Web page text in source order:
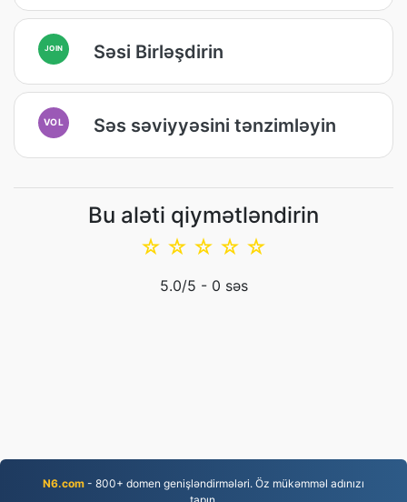
JOIN Səsi Birləşdirin
VOL Səs səviyyəsini tənzimləyin
Bu aləti qiymətləndirin
☆
☆
☆
☆
☆
5.0/5 - 0 səs
N6.com - 800+ domen genişləndirmələri. Öz mükəmməl adınızı